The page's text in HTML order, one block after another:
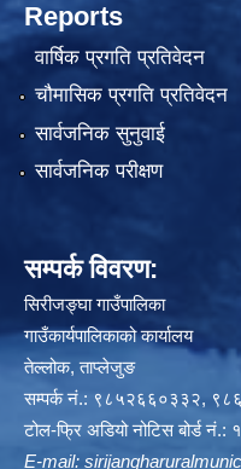
Reports
वार्षिक प्रगति प्रतिवेदन
चौमासिक प्रगति प्रतिवेदन
सार्वजनिक सुनुवाई
सार्वजनिक परीक्षण
सम्पर्क विवरण:
सिरीजङ्घा गाउँपालिका
गाउँकार्यपालिकाको कार्यालय
तेल्लोक, ताप्लेजुङ
सम्पर्क नं.: ९८५२६६०३३२,
टोल-फ्रि अडियो नोटिस बोर्ड
E-mail: